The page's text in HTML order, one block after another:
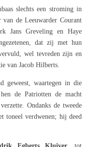
slechts een stroming in
de Leeuwarder Courant
Jans Greveling en Haye
dat zij met hun
wel tevreden zijn en
van Jacob Hilberts.
geweest, waartegen in die
de Patriotten de macht
Ondanks de tweede
toneel verdwenen; hij deed